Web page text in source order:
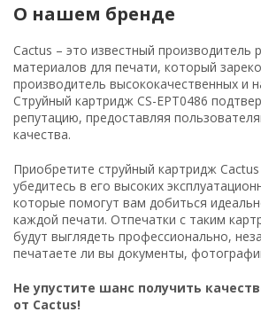
О нашем бренде
Cactus – это известный производитель
материалов для печати, который
производитель высококачественных и
Струйный картридж CS-EPT0486
репутацию, предоставляя
качества.
Приобретите струйный картридж Cactus
убедитесь в его высоких
которые помогут вам добиться
каждой печати. Отпечатки с таким
будут выглядеть профессионально,
печатаете ли вы документы,
Не упустите шанс получить
от Cactus!